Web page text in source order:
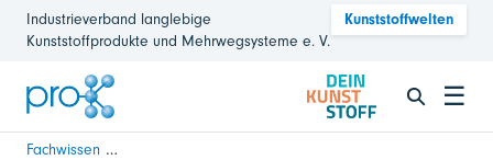
Industrieverband langlebige
Kunststoffprodukte und Mehrwegsysteme e. V.
Kunststoffwelten
☰
Fachwissen